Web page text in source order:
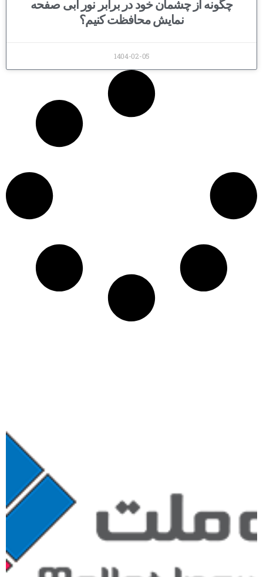
چگونه از چشمان خود در برابر نور آبی صفحه
نمایش محافظت کنیم؟
1404-02-05